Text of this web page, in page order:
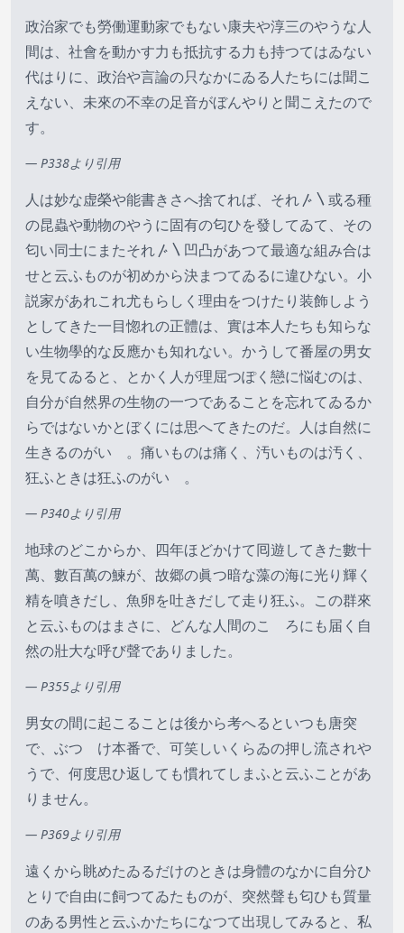
政治家でも勞働運動家でもない康夫や淳三のやうな人
間は、社會を動かす力も抵抗する力も持つてはゐない
代はりに、政治や言論の只なかにゐる人たちには聞こ
えない、未來の不幸の足音がぼんやりと聞こえたので
す。
— P338より引用
人は妙な虚榮や能書きさへ捨てれば、それ〴〵或る種
の昆蟲や動物のやうに固有の匂ひを發してゐて、その
匂い同士にまたそれ〴〵凹凸があつて最適な組み合は
せと云ふものが初めから決まつてゐるに違ひない。小
説家があれこれ尤もらしく理由をつけたり装飾しよう
としてきた一目惚れの正體は、實は本人たちも知らな
い生物學的な反應かも知れない。かうして番屋の男女
を見てゐると、とかく人が理屈つぽく戀に悩むのは、
自分が自然界の生物の一つであることを忘れてゐるか
らではないかとぼくには思へてきたのだ。人は自然に
生きるのがいゝ。痛いものは痛く、汚いものは汚く、
狂ふときは狂ふのがいゝ。
— P340より引用
地球のどこからか、四年ほどかけて囘遊してきた數十
萬、數百萬の鰊が、故郷の眞つ暗な藻の海に光り輝く
精を噴きだし、魚卵を吐きだして走り狂ふ。この群來
と云ふものはまさに、どんな人間のこゝろにも届く自
然の壯大な呼び聲でありました。
— P355より引用
男女の間に起こることは後から考へるといつも唐突
で、ぶつゝけ本番で、可笑しいくらゐの押し流されや
うで、何度思ひ返しても慣れてしまふと云ふことがあ
りません。
— P369より引用
遠くから眺めたゐるだけのときは身體のなかに自分ひ
とりで自由に飼つてゐたものが、突然聲も匂ひも質量
のある男性と云ふかたちになつて出現してみると、私